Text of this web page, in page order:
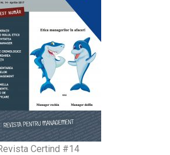
Certind #14